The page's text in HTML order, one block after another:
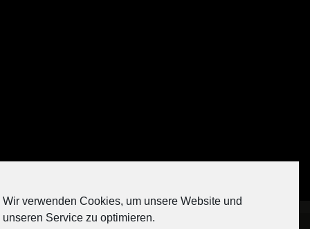
[contact-form-7 404 "Nicht gefunden"]
Wir verwenden Cookies, um unsere Website und
unseren Service zu optimieren.